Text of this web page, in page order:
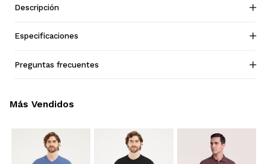
Descripción
Especificaciones
Preguntas frecuentes
Más Vendidos